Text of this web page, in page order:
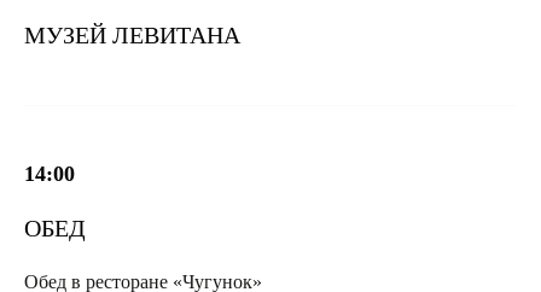
МУЗЕЙ ЛЕВИТАНА
14:00
ОБЕД
Обед в ресторане «Чугунок»